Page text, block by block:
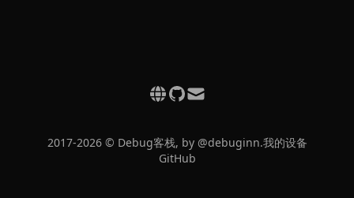
2017-2026 © Debug客栈, by @debuginn.我的设备
GitHub